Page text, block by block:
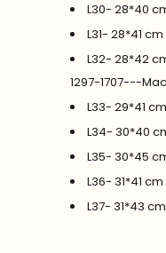
L30- 28*40
L31- 28*41 cm
L32- 28*42
1297-1707---
L33- 29*41 cm
L34- 30*40
L35- 30*45
L36- 31*41 cm
L37- 31*43 cm